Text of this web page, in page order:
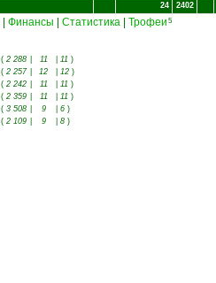
24 2402
Финансы Статистика Трофеи 5
( 2 288 11 11 )
( 2 257 12 12 )
( 2 242 11 11 )
( 2 359 11 11 )
( 3 508 9 6 )
( 2 109 9 8 )